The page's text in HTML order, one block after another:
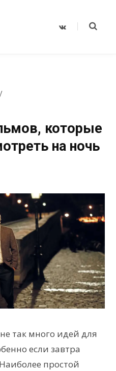
V
/
которые
на ночь
так много идей для
если завтра
простой